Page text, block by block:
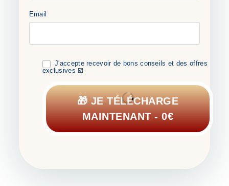
Email
J'accepte recevoir de bons conseils et des offres
exclusives ☑️
🎁 JE TÉLÉCHARGE
MAINTENANT - 0€